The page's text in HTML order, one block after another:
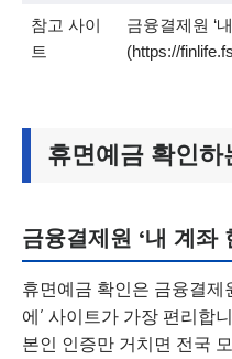
참고 사이
트
금융결제원 ‘
(https://
휴면예금 확인하
금융결제원 ‘내 계좌
휴면예금 확인은 금융결제
에’ 사이트가 가장 편리합
본인 인증만 거치면 전국